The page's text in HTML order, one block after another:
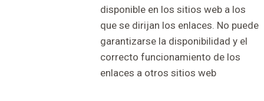
disponible en los sitios web a los
que se dirijan los enlaces. No puede
garantizarse la disponibilidad y el
correcto funcionamiento de los
enlaces a otros sitios web